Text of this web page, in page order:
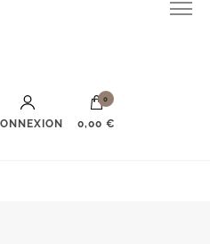
…
0
0,00 €